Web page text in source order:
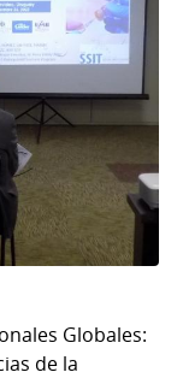
Globales:
de la